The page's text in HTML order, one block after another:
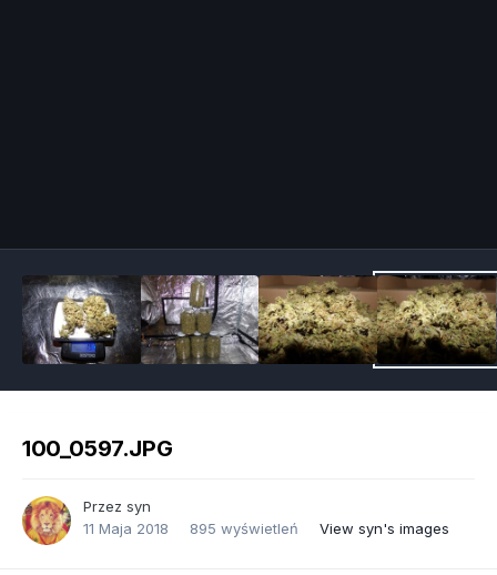
100_0597.JPG
Przez syn
11 Maja 2018
895 wyświetleń View syn's images